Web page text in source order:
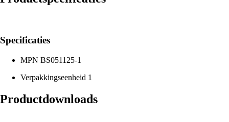
Specificaties
MPN BS051125-1
Verpakkingseenheid 1
Productdownloads